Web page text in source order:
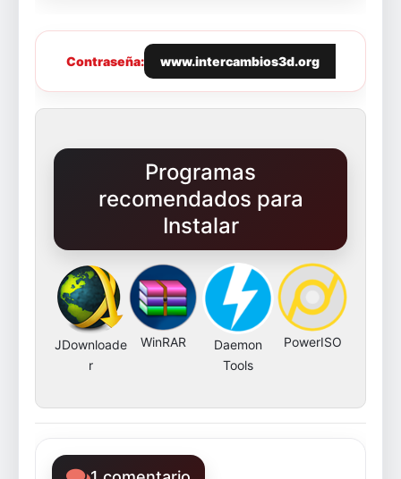
Contraseña: www.intercambios3d.org
Programas
recomendados para
Instalar
JDownloade
r
WinRAR
Daemon
Tools
PowerISO